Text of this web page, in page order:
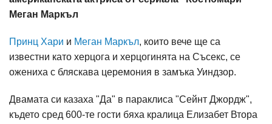
Меган Маркъл
Принц Хари и Меган Маркъл, които вече ще са
известни като херцога и херцогинята на Съсекс, се
ожениха с бляскава церемония в замъка Уиндзор.
Двамата си казаха "Да" в параклиса "Сейнт Джордж",
където сред 600-те гости бяха кралица Елизабет Втора